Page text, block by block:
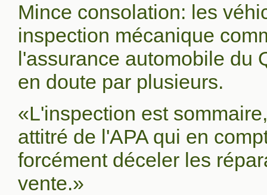
Mince consolation: les
inspection mécanique
l'assurance automobile du
en doute par plusieurs.
«L'inspection est
attitré de l'APA qui en
forcément déceler les
vente.»